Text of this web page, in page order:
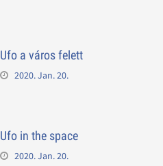
Ufo a város felett
2020. Jan. 20.
Ufo in the space
2020. Jan. 20.